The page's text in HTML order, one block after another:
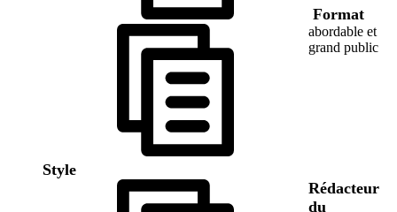
Format
Style
abordable et
grand public
Rédacteur
du